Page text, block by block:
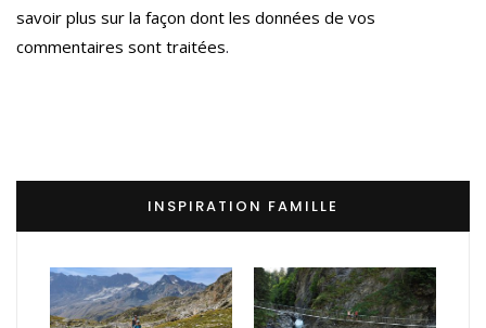
savoir plus sur la façon dont les données de vos
commentaires sont traitées.
INSPIRATION FAMILLE